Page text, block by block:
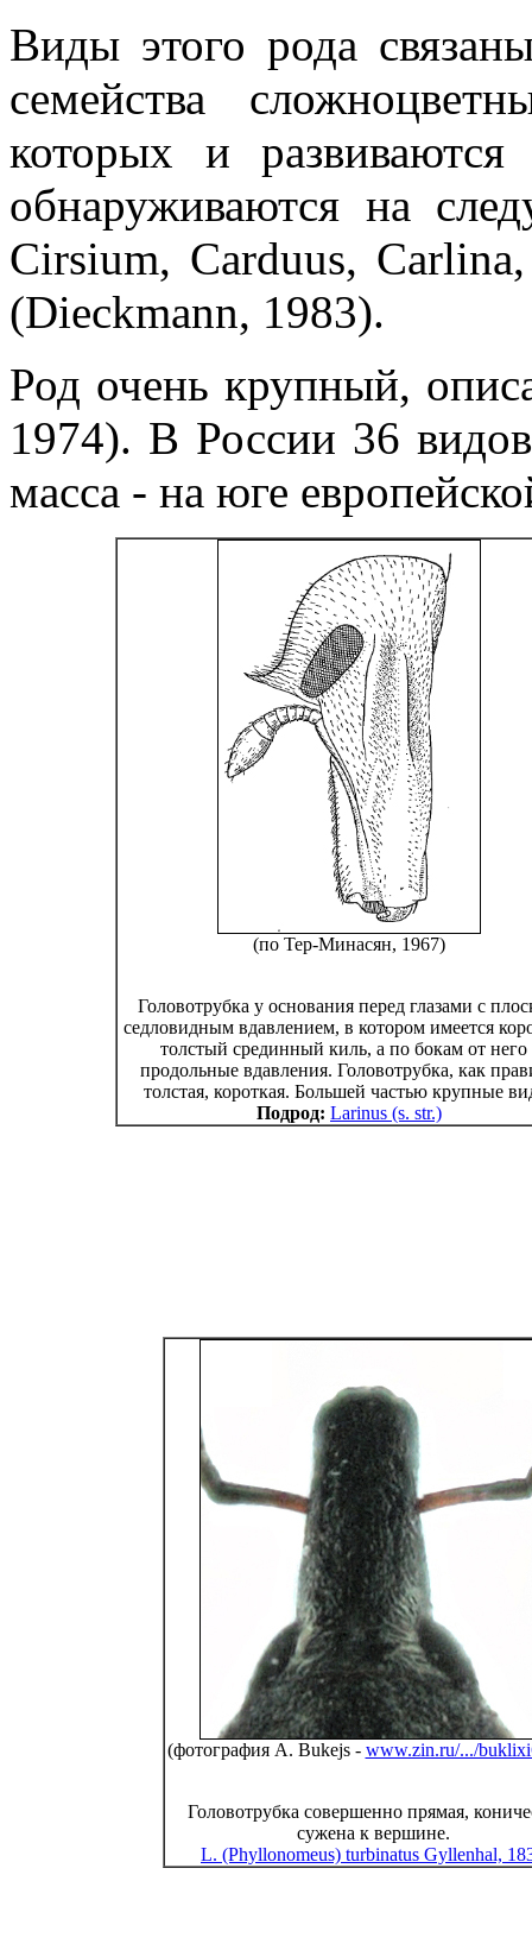
Виды этого рода
семейства
которых и
обнаруживаются на
Cirsium, Carduus,
(Dieckmann, 1983).
Род очень крупный,
1974). В России 36
масса - на юге
(по Тер-Минасян, 1967)
Головотрубка у основания перед глазами с
седловидным вдавлением, в котором имеется
толстый срединный киль, а по бокам от него
продольные вдавления. Головотрубка, как
толстая, короткая. Большей частью крупные
Подрод: Larinus (s. str.)
(фотография A. Bukejs - www.zin.ru/.../
Головотрубка совершенно прямая,
сужена к вершине.
L. (Phyllonomeus) turbinatus Gyllenhal,